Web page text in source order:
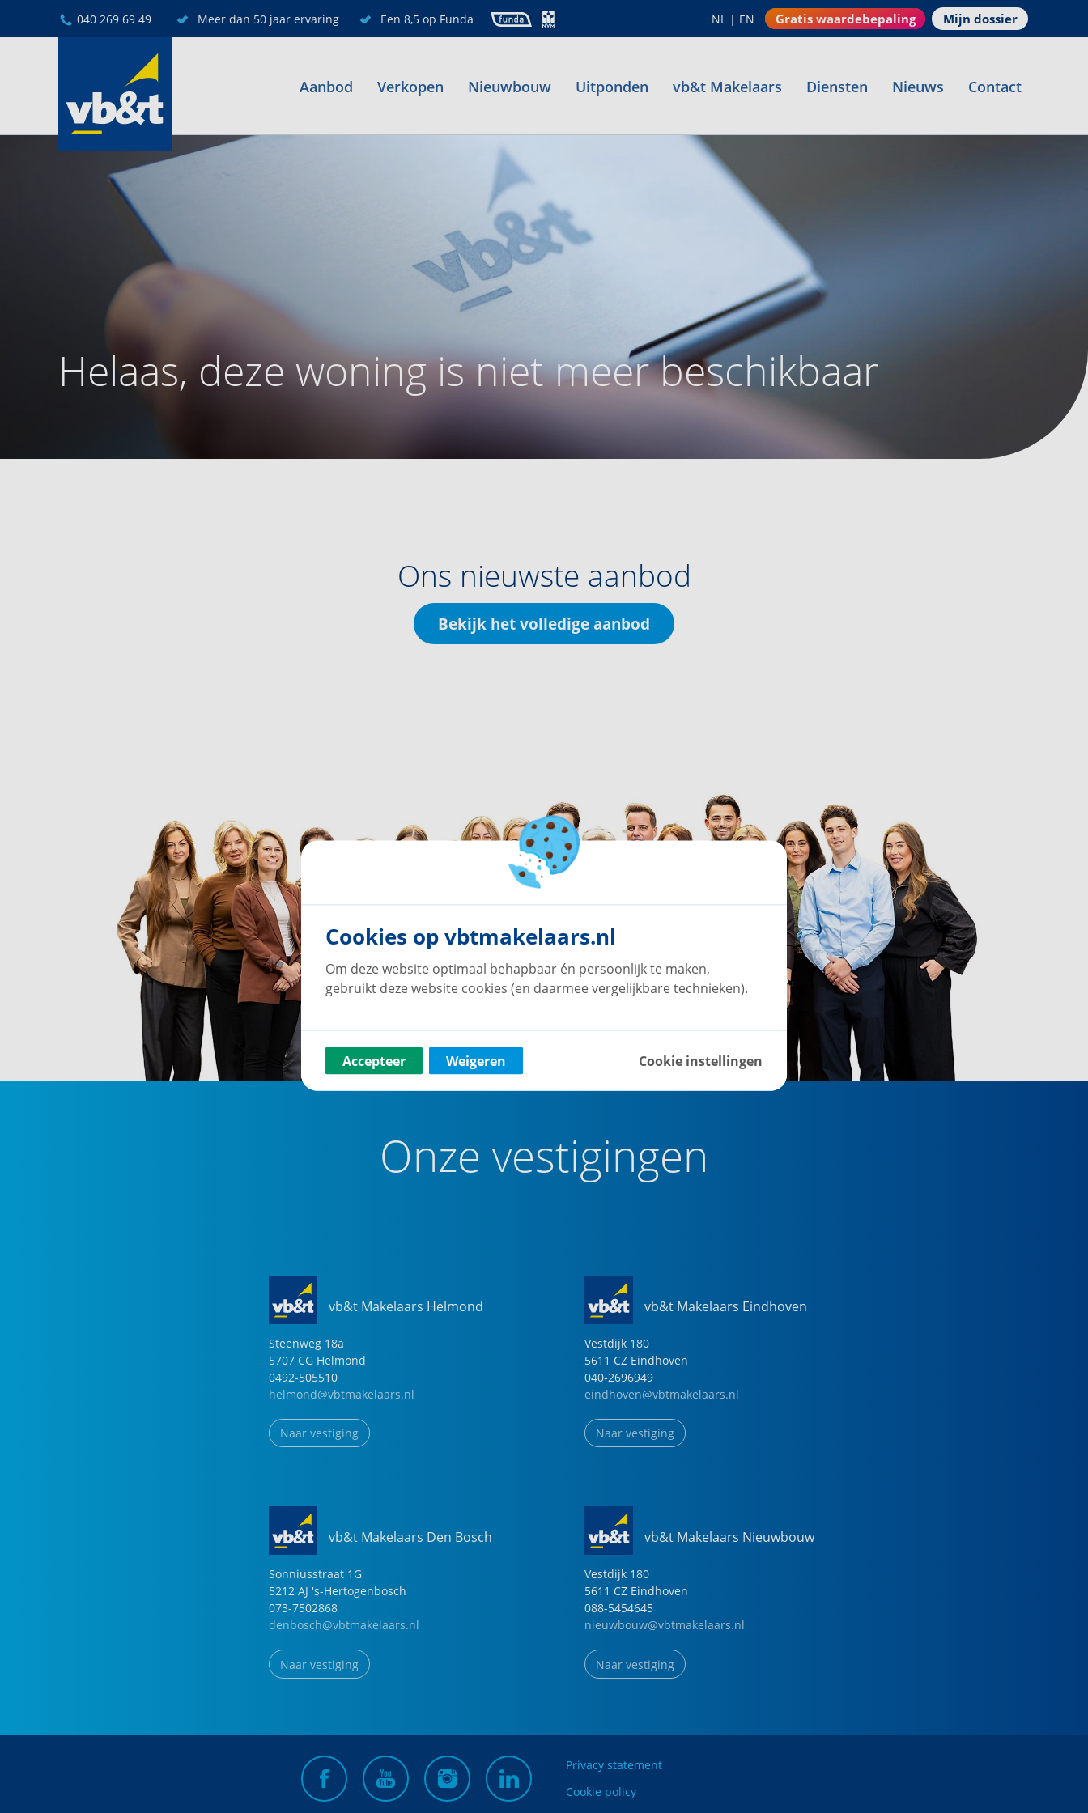
040 269 69 49 Meer dan 50 jaar ervaring Een 8,5 op Funda NL | EN Gratis waardebepaling Mijn dossier
Aanbod Verkopen Nieuwbouw Uitponden vb&t Makelaars Diensten Nieuws Contact
Helaas, deze woning is niet meer beschikbaar
Ons nieuwste aanbod
Bekijk het volledige aanbod
Onze vestigingen
vb&t Makelaars Helmond
Steenweg 18a
5707 CG Helmond
0492-505510
helmond@vbtmakelaars.nl
Naar vestiging
vb&t Makelaars Eindhoven
Vestdijk 180
5611 CZ Eindhoven
040-2696949
eindhoven@vbtmakelaars.nl
Naar vestiging
vb&t Makelaars Den Bosch
Sonniusstraat 1G
5212 AJ 's-Hertogenbosch
073-7502868
denbosch@vbtmakelaars.nl
Naar vestiging
vb&t Makelaars Nieuwbouw
Vestdijk 180
5611 CZ Eindhoven
088-5454645
nieuwbouw@vbtmakelaars.nl
Naar vestiging
Privacy statement
Cookie policy
Cookies op vbtmakelaars.nl
Om deze website optimaal behapbaar én persoonlijk te maken,
gebruikt deze website cookies (en daarmee vergelijkbare technieken).
Accepteer Weigeren Cookie instellingen